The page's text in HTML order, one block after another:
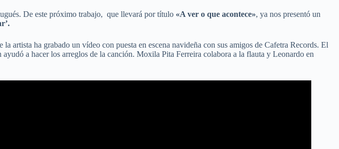
De este próximo trabajo, que llevará por título «A ver o que acontece», ya nos presentó un
artista ha grabado un vídeo con puesta en escena navideña con sus amigos de Cafetra Records. El
ayudó a hacer los arreglos de la canción. Moxila Pita Ferreira colabora a la flauta y Leonardo en